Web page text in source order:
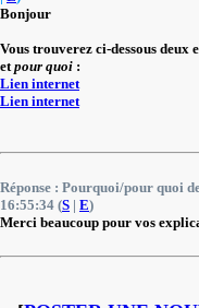
Bonjour
Vous trouverez ci-dessous
et pour quoi :
Lien internet
Lien internet
Réponse : Pourquoi/pour quoi
16:55:34 (S | E)
Merci beaucoup pour vos